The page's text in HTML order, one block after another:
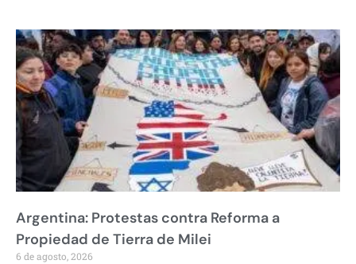
Argentina: Protestas contra Reforma a
Propiedad de Tierra de Milei
6 de agosto, 2026